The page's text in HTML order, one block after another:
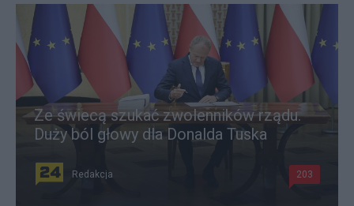
Ze świecą szukać zwolenników rządu.
Duży ból głowy dla Donalda Tuska
Redakcja 203